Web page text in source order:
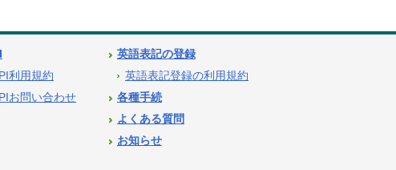
利用規約
お問い合わせ
英語表記の登録
英語表記登録の利用規約
各種手続
よくある質問
お知らせ